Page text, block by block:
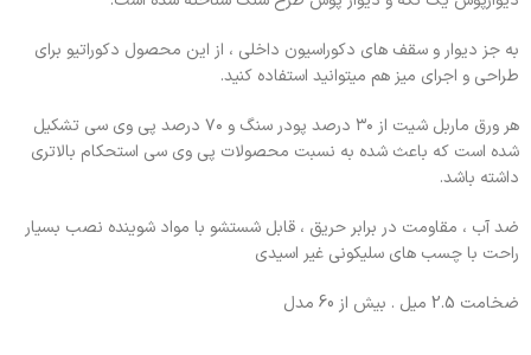
به جز دیوار و سقف های دکوراسیون داخلی ، از این محصول دکوراتیو برای
طراحی و اجرای میز هم میتوانید استفاده کنید.
هر ورق ماربل شیت از ۳۰ درصد پودر سنگ و ۷۰ درصد پی وی سی تشکیل
شده است که باعث شده به نسبت محصولات پی وی سی استحکام بالاتری
داشته باشد.
ضد آب ، مقاومت در برابر حریق ، قابل شستشو با مواد شوینده نصب بسیار
راحت با چسب های سلیکونی غیر اسیدی
ضخامت 2.5 میل . بیش از 60 مدل